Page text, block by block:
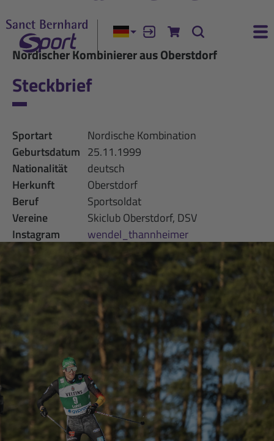
Aktuelle Sprache:
AnmeldenZum Warenkorb
Suche
Nordischer Kombinierer aus Oberstdorf
Steckbrief
Sportart
Nordische Kombination
Geburtsdatum 25.11.1999
Nationalität
deutsch
Herkunft
Oberstdorf
Beruf
Sportsoldat
Vereine
Skiclub Oberstdorf, DSV
Instagram
wendel_thannheimer